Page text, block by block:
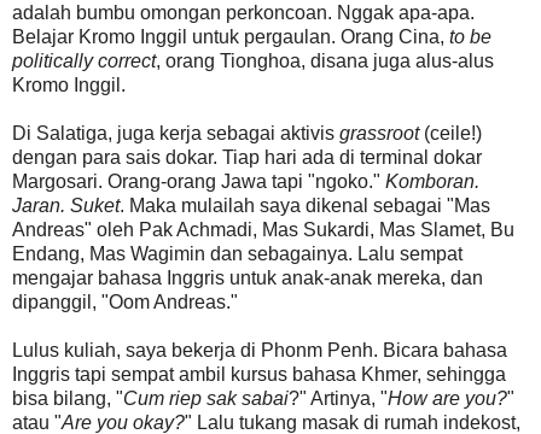
adalah bumbu omongan perkoncoan. Nggak apa-apa.
Belajar Kromo Inggil untuk pergaulan. Orang Cina, to be
politically correct, orang Tionghoa, disana juga alus-alus
Kromo Inggil.
Di Salatiga, juga kerja sebagai aktivis grassroot (ceile!)
dengan para sais dokar. Tiap hari ada di terminal dokar
Margosari. Orang-orang Jawa tapi "ngoko." Komboran.
Jaran. Suket. Maka mulailah saya dikenal sebagai "Mas
Andreas" oleh Pak Achmadi, Mas Sukardi, Mas Slamet, Bu
Endang, Mas Wagimin dan sebagainya. Lalu sempat
mengajar bahasa Inggris untuk anak-anak mereka, dan
dipanggil, "Oom Andreas."
Lulus kuliah, saya bekerja di Phonm Penh. Bicara bahasa
Inggris tapi sempat ambil kursus bahasa Khmer, sehingga
bisa bilang, "Cum riep sak sabai?" Artinya, "How are you?"
atau "Are you okay?" Lalu tukang masak di rumah indekost,